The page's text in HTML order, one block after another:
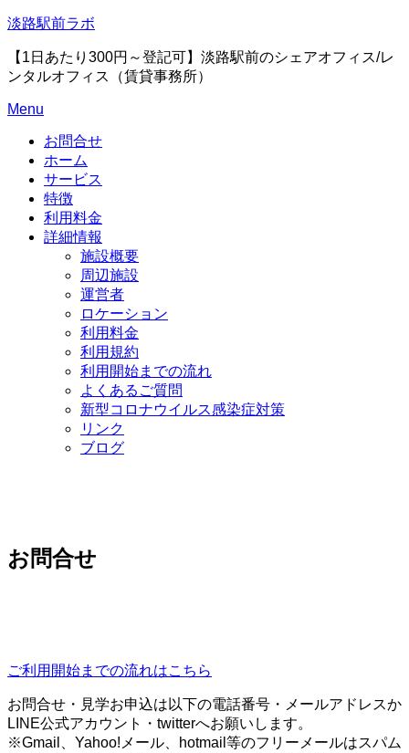
Skip
content
淡路駅前ラボ
【1日あたり300円～登記可】淡路駅前のシェアオフィス/レ
ンタルオフィス（賃貸事務所）
Menu
お問合せ
ホーム
サービス
特徴
利用料金
詳細情報
施設概要
周辺施設
運営者
ロケーション
利用料金
利用規約
利用開始までの流れ
よくあるご質問
新型コロナウイルス感染症対策
リンク
ブログ
お問合せ
ご利用開始までの流れはこちら
お問合せ・見学お申込は以下の電話番号・メールアドレスか
LINE公式アカウント・twitterへお願いします。
※Gmail、Yahoo!メール、hotmail等のフリーメールはスパム